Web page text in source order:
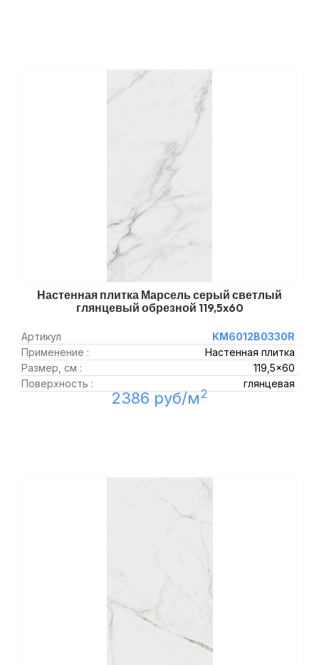
Настенная плитка Марсель серый светлый
глянцевый обрезной 119,5x60
Артикул
KM6012B0330R
Применение :
Настенная плитка
Размер, см :
119,5x60
Поверхность :
глянцевая
2386 руб/м2